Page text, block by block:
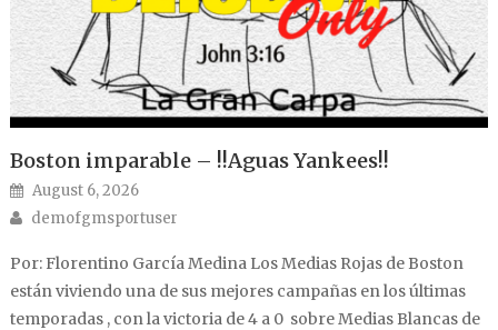
Boston imparable – !!Aguas Yankees!!
Posted on
August 6, 2026
Author
demofgmsportuser
Por: Florentino García Medina Los Medias Rojas de Boston
están viviendo una de sus mejores campañas en los últimas
temporadas , con la victoria de 4 a 0 sobre Medias Blancas de